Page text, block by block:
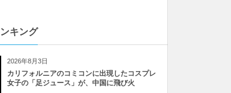
キング
2026年8月3日
カリフォルニアのコミコンに出現したコスプレ
女子の「足ジュース」が、中国に飛び火